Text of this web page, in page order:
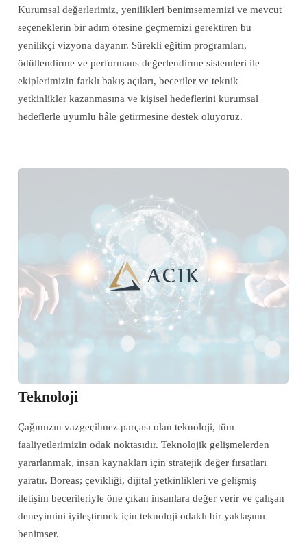
Kurumsal değerlerimiz, yenilikleri benimsememizi ve mevcut
seçeneklerin bir adım ötesine geçmemizi gerektiren bu
yenilikçi vizyona dayanır. Sürekli eğitim programları,
ödüllendirme ve performans değerlendirme sistemleri ile
ekiplerimizin farklı bakış açıları, beceriler ve teknik
yetkinlikler kazanmasına ve kişisel hedeflerini kurumsal
hedeflerle uyumlu hâle getirmesine destek oluyoruz.
Teknoloji
Çağımızın vazgeçilmez parçası olan teknoloji, tüm
faaliyetlerimizin odak noktasıdır. Teknolojik gelişmelerden
yararlanmak, insan kaynakları için stratejik değer fırsatları
yaratır. Boreas; çevikliği, dijital yetkinlikleri ve gelişmiş
iletişim becerileriyle öne çıkan insanlara değer verir ve çalışan
deneyimini iyileştirmek için teknoloji odaklı bir yaklaşımı
benimser.